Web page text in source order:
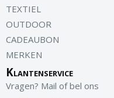
TEXTIEL
OUTDOOR
CADEAUBON
MERKEN
Klantenservice
Vragen? Mail of bel ons